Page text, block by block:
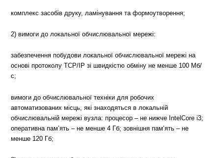
комплекс засобів друку, ламінування та формоутворення;
2) вимоги до локальної обчислювальної мережі:
забезпечення побудови локальної обчислювальної мережі на
основі протоколу ТСР/ІР зі швидкістю обміну не менше 100 Мб/
с;
вимоги до обчислювальної техніки для робочих
автоматизованих місць, які знаходяться в локальній
обчислювальній мережі вузла: процесор – не нижче IntelCore i3;
оперативна пам’ять – не менше 4 Гб; зовнішня пам’ять – не
менше 120 Гб;